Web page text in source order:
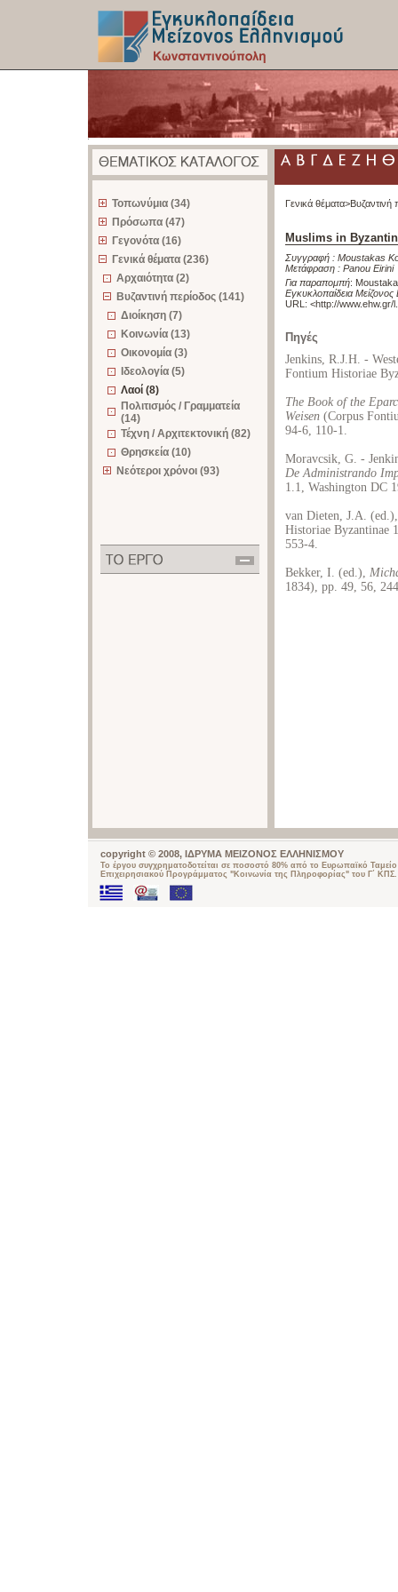
Τοπωνύμια (34)
Πρόσωπα (47)
Γεγονότα (16)
Γενικά θέματα (236)
Αρχαιότητα (2)
Βυζαντινή περίοδος (141)
Διοίκηση (7)
Κοινωνία (13)
Οικονομία (3)
Ιδεολογία (5)
Λαοί (8)
Πολιτισμός / Γραμματεία
(14)
Τέχνη / Αρχιτεκτονική (82)
Θρησκεία (10)
Νεότεροι χρόνοι (93)
Γενικά θέματα>Βυζαντινή
Muslims in
Συγγραφή : Moustakas
Μετάφραση : Panou Eirini
Για παραπομπή:
Εγκυκλοπαίδεια
URL: <http://www.ehw.gr/
Πηγές
Jenkins, R.J.H. -
Fontium Historiae
The Book of the
Weisen (Corpus
94-6, 110-1.
Moravcsik, G. -
De Administrando
1.1, Washington DC
van Dieten, J.A.
Historiae Byzantinae
553-4.
Bekker, Ι. (ed.),
1834), pp. 49, 56,
copyright © 2008, ΙΔΡΥΜΑ ΜΕΙΖΟΝΟΣ ΕΛΛΗΝΙΣΜΟΥ
Το έργου συγχρηματοδοτείται σε ποσοστό 80% από το Ευρωπαϊκό
Επιχειρησιακού Προγράμματος "Κοινωνία της Πληροφορίας" του Γ΄ ΚΠΣ.